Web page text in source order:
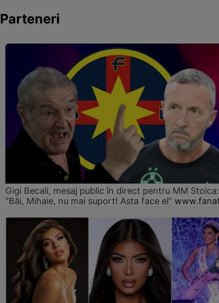
Parteneri
Gigi Becali, mesaj public în direct pentru MM Stoica:
”Băi, Mihaie, nu mai suport! Asta face el”